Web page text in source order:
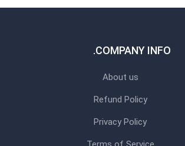
COMPANY INFO.
About us
Refund Policy
Privacy Policy